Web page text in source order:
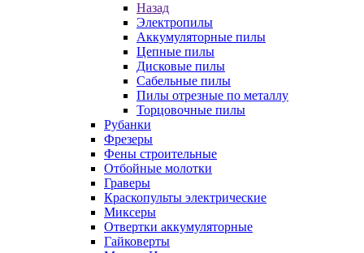
Назад
Электропилы
Аккумуляторные пилы
Цепные пилы
Дисковые пилы
Сабельные пилы
Пилы отрезные по металлу
Торцовочные пилы
Рубанки
Фрезеры
Фены строительные
Отбойные молотки
Граверы
Краскопульты электрические
Миксеры
Отвертки аккумуляторные
Гайковерты